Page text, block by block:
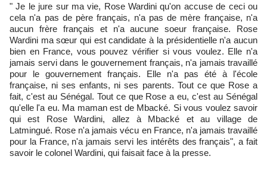
" Je le jure sur ma vie, Rose Wardini qu'on accuse de ceci ou
cela n'a pas de père français, n'a pas de mère française, n'a
aucun frère français et n'a aucune soeur française. Rose
Wardini ma sœur qui est candidate à la présidentielle n'a aucun
bien en France, vous pouvez vérifier si vous voulez. Elle n'a
jamais servi dans le gouvernement français, n'a jamais travaillé
pour le gouvernement français. Elle n'a pas été à l'école
française, ni ses enfants, ni ses parents. Tout ce que Rose a
fait, c'est au Sénégal. Tout ce que Rose a eu, c'est au Sénégal
qu'elle l'a eu. Ma maman est de Mbacké. Si vous voulez savoir
qui est Rose Wardini, allez à Mbacké et au village de
Latmingué. Rose n'a jamais vécu en France, n'a jamais travaillé
pour la France, n'a jamais servi les intérêts des français", a fait
savoir le colonel Wardini, qui faisait face à la presse.